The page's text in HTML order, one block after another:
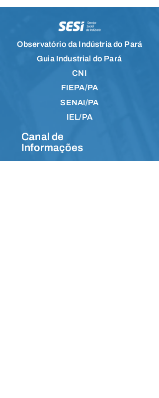
Observatório da Indústria do Pará
Guia Industrial do Pará
CNI
FIEPA/PA
SENAI/PA
IEL/PA
Canal de
Informações